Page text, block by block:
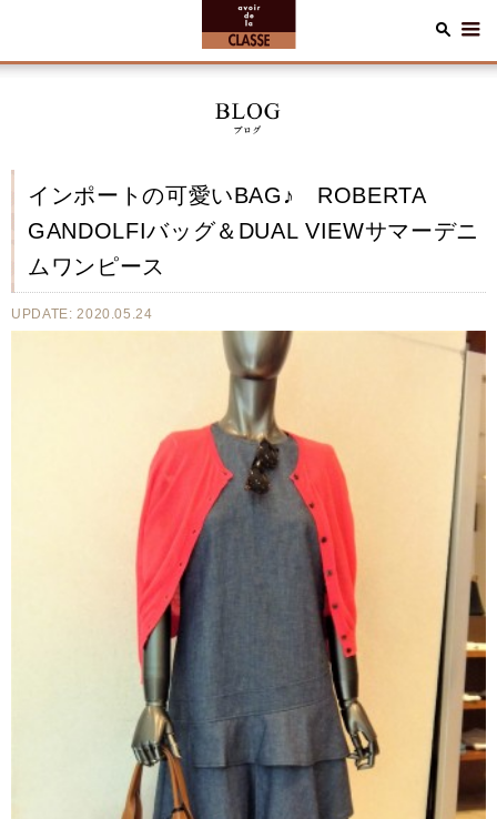
インポートの可愛いBAG♪ ROBERTA
GANDOLFIバッグ＆DUAL VIEWサマーデニ
ムワンピース
UPDATE: 2020.05.24